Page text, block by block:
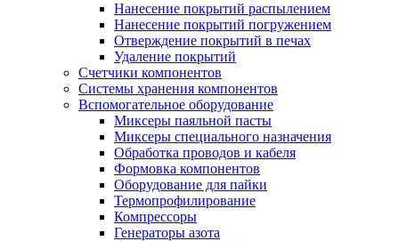
Нанесение покрытий распылением
Нанесение покрытий погружением
Отверждение покрытий в печах
Удаление покрытий
Счетчики компонентов
Системы хранения компонентов
Вспомогательное оборудование
Миксеры паяльной пасты
Миксеры специального назначения
Обработка проводов и кабеля
Формовка компонентов
Оборудование для пайки
Термопрофилирование
Компрессоры
Генераторы азота